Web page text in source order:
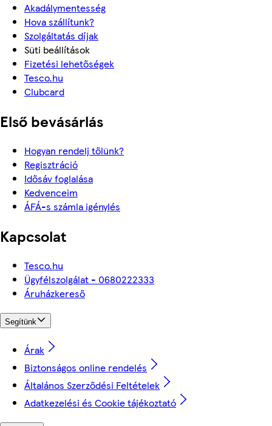
Akadálymentesség
Hova szállítunk?
Szolgáltatás díjak
Süti beállítások
Fizetési lehetőségek
Tesco.hu
Clubcard
Első bevásárlás
Hogyan rendelj tőlünk?
Regisztráció
Idősáv foglalása
Kedvenceim
ÁFÁ-s számla igénylés
Kapcsolat
Tesco.hu
Ügyfélszolgálat - 0680222333
Áruházkereső
Segítünk
Árak
Biztonságos online rendelés
Általános Szerződési Feltételek
Adatkezelési és Cookie tájékoztató